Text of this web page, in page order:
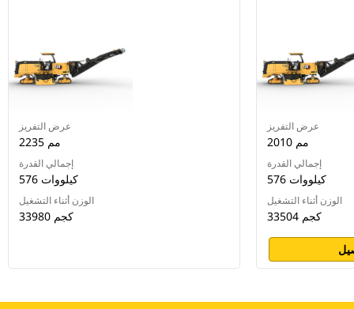
عرض التفريز
2235 مم
إجمالي القدرة
576 كيلووات
الوزن أثناء التشغيل
33980 كجم
عرض التفريز
2010 مم
إجمالي القدرة
576 كيلووات
الوزن أثناء التشغيل
33504 كجم